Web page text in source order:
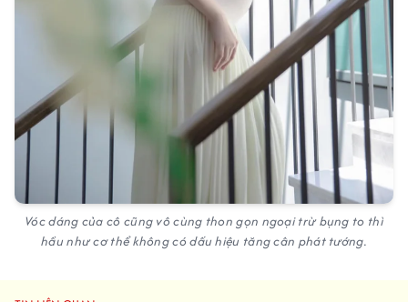
Vóc dáng của cô cũng vô cùng thon gọn ngoại trừ bụng to thì
hầu như cơ thể không có dấu hiệu tăng cân phát tướng.